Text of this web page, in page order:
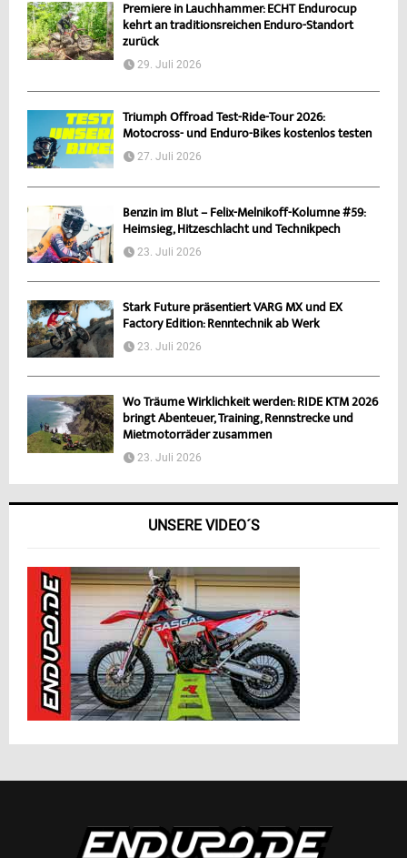
Premiere in Lauchhammer: ECHT Endurocup
kehrt an traditionsreichen Enduro-Standort
zurück
29. Juli 2026
Triumph Offroad Test-Ride-Tour 2026:
Motocross- und Enduro-Bikes kostenlos testen
27. Juli 2026
Benzin im Blut – Felix-Melnikoff-Kolumne #59:
Heimsieg, Hitzeschlacht und Technikpech
23. Juli 2026
Stark Future präsentiert VARG MX und EX
Factory Edition: Renntechnik ab Werk
23. Juli 2026
Wo Träume Wirklichkeit werden: RIDE KTM 2026
bringt Abenteuer, Training, Rennstrecke und
Mietmotorräder zusammen
23. Juli 2026
UNSERE VIDEO´S